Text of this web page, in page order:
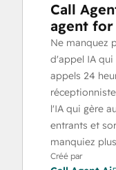
Call
agent
Ne manquez
d'appel IA qui
appels 24
l'IA qui gère
entrants et
manquiez
Créé par